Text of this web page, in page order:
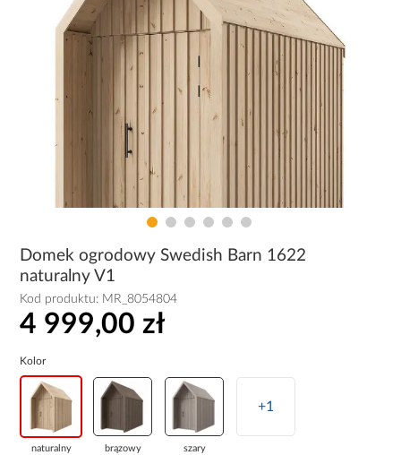
Domek ogrodowy Swedish Barn 1622
naturalny V1
Kod produktu: MR_8054804
4 999,00 zł
Kolor
naturalny brązowy szary
+1